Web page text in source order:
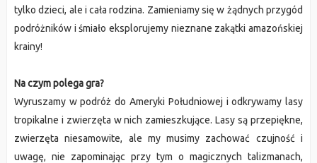
tylko dzieci, ale i cała rodzina. Zamieniamy się w żądnych przygód
podróżników i śmiało eksplorujemy nieznane zakątki amazońskiej
krainy!
Na czym polega gra?
Wyruszamy w podróż do Ameryki Południowej i odkrywamy lasy
tropikalne i zwierzęta w nich zamieszkujące. Lasy są przepiękne,
zwierzęta niesamowite, ale my musimy zachować czujność i
uwagę, nie zapominając przy tym o magicznych talizmanach,